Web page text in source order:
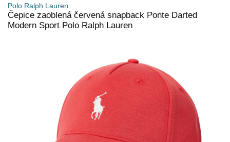
Polo Ralph Lauren
Čepice zaoblená červená snapback Ponte Darted
Modern Sport Polo Ralph Lauren